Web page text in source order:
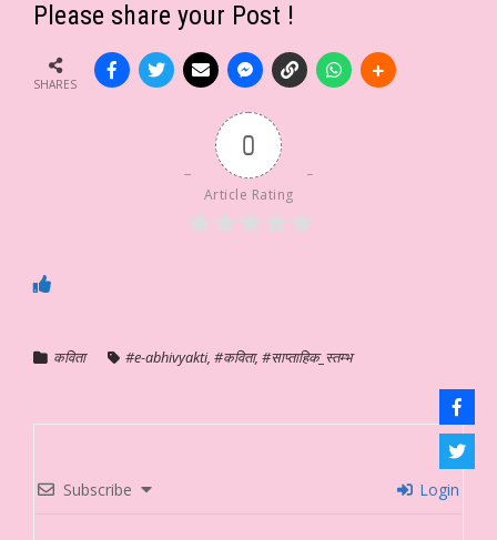
Please share your Post !
SHARES
0
Article Rating
कविता #e-abhivyakti, #कविता, #साप्ताहिक_स्तम्भ
Subscribe Login